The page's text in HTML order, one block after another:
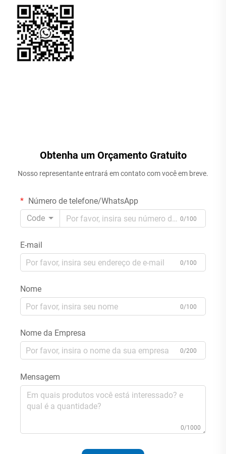
Obtenha um Orçamento Gratuito
Nosso representante entrará em contato com você em breve.
Número de telefone/WhatsApp
Code
0/100
E-mail
0/100
Nome
0/100
Nome da Empresa
0/200
Mensagem
0/1000